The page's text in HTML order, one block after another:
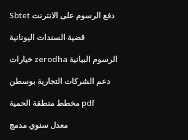
Sbtet دفع الرسوم على الانترنت
قضية السندات اليونانية
خيارات zerodha الرسوم البيانية
دعم الشركات التجارية بوسطن
مخطط منطقة الحمية pdf
معدل سنوي مدمج